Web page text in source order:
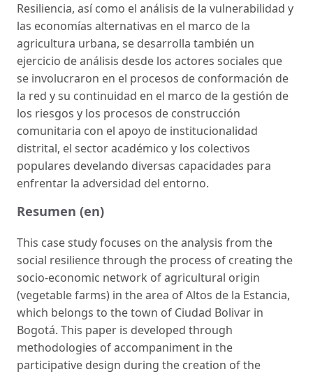
Resiliencia, así como el análisis de la vulnerabilidad y
las economías alternativas en el marco de la
agricultura urbana, se desarrolla también un
ejercicio de análisis desde los actores sociales que
se involucraron en el procesos de conformación de
la red y su continuidad en el marco de la gestión de
los riesgos y los procesos de construcción
comunitaria con el apoyo de institucionalidad
distrital, el sector académico y los colectivos
populares develando diversas capacidades para
enfrentar la adversidad del entorno.
Resumen (en)
This case study focuses on the analysis from the
social resilience through the process of creating the
socio-economic network of agricultural origin
(vegetable farms) in the area of Altos de la Estancia,
which belongs to the town of Ciudad Bolivar in
Bogotá. This paper is developed through
methodologies of accompaniment in the
participative design during the creation of the